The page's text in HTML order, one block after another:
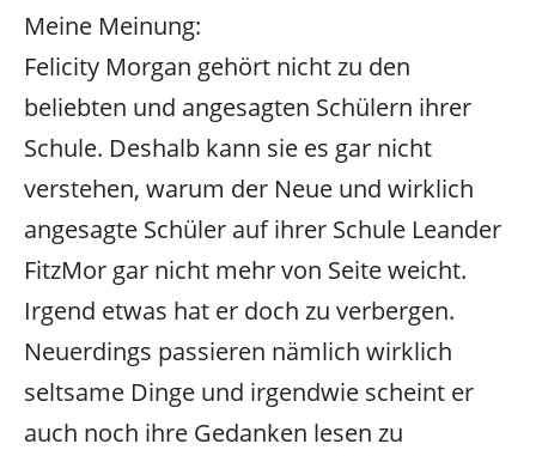
Meine Meinung:
Felicity Morgan gehört nicht zu den
beliebten und angesagten Schülern ihrer
Schule. Deshalb kann sie es gar nicht
verstehen, warum der Neue und wirklich
angesagte Schüler auf ihrer Schule Leander
FitzMor gar nicht mehr von Seite weicht.
Irgend etwas hat er doch zu verbergen.
Neuerdings passieren nämlich wirklich
seltsame Dinge und irgendwie scheint er
auch noch ihre Gedanken lesen zu